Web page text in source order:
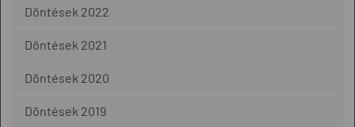
Döntések 2022
Döntések 2021
Döntések 2020
Döntések 2019